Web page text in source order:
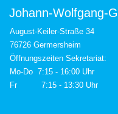
Johann-Wolfgang-
August-Keiler-Straße 34
76726 Germersheim
Öffnungszeiten Sekretariat:
Mo-Do 7:15 - 16:00 Uhr
Fr 7:15 - 13:30 Uhr